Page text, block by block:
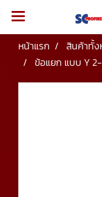
หน้าแรก สินค้าทั้
ข้อแยก แบบ Y